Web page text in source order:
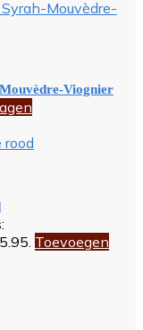
Viognier
Toevoegen